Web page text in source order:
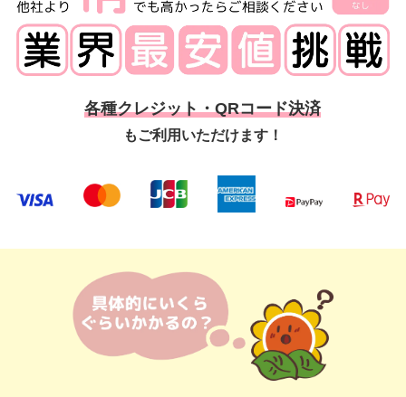
各種クレジット・QRコード決済
もご利用いただけます！